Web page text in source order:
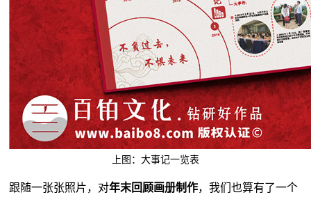
上图：大事记一览表
跟随一张张照片，对年末回顾画册制作，我们也算有了一个